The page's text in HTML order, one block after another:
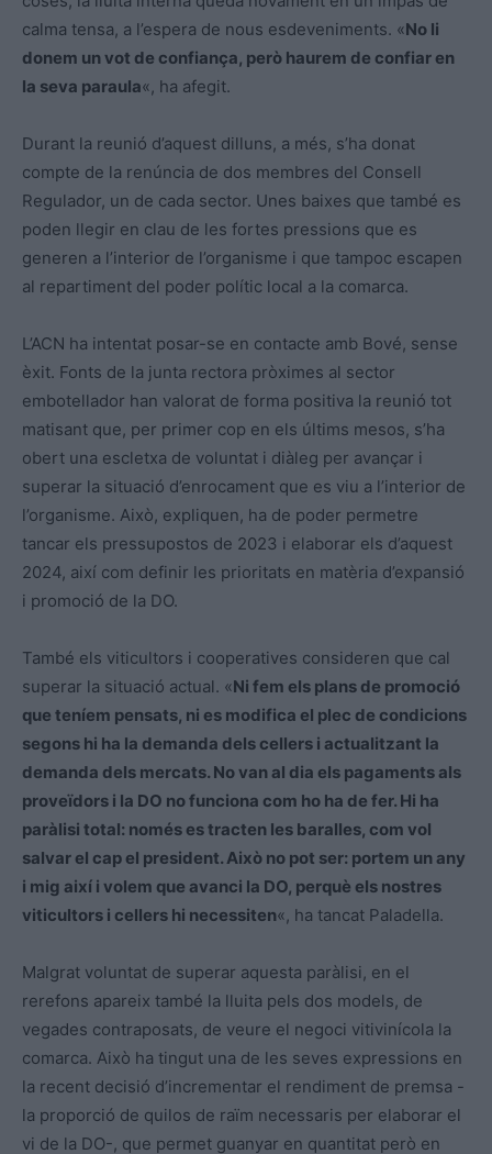
calma tensa, a l’espera de nous esdeveniments. «No li
donem un vot de confiança, però haurem de confiar en
la seva paraula«, ha afegit.
Durant la reunió d’aquest dilluns, a més, s’ha donat
compte de la renúncia de dos membres del Consell
Regulador, un de cada sector. Unes baixes que també es
poden llegir en clau de les fortes pressions que es
generen a l’interior de l’organisme i que tampoc escapen
al repartiment del poder polític local a la comarca.
L’ACN ha intentat posar-se en contacte amb Bové, sense
èxit. Fonts de la junta rectora pròximes al sector
embotellador han valorat de forma positiva la reunió tot
matisant que, per primer cop en els últims mesos, s’ha
obert una escletxa de voluntat i diàleg per avançar i
superar la situació d’enrocament que es viu a l’interior de
l’organisme. Això, expliquen, ha de poder permetre
tancar els pressupostos de 2023 i elaborar els d’aquest
2024, així com definir les prioritats en matèria d’expansió
i promoció de la DO.
També els viticultors i cooperatives consideren que cal
superar la situació actual. «Ni fem els plans de promoció
que teníem pensats, ni es modifica el plec de condicions
segons hi ha la demanda dels cellers i actualitzant la
demanda dels mercats. No van al dia els pagaments als
proveïdors i la DO no funciona com ho ha de fer. Hi ha
paràlisi total: només es tracten les baralles, com vol
salvar el cap el president. Això no pot ser: portem un any
i mig així i volem que avanci la DO, perquè els nostres
viticultors i cellers hi necessiten«, ha tancat Paladella.
Malgrat voluntat de superar aquesta paràlisi, en el
rerefons apareix també la lluita pels dos models, de
vegades contraposats, de veure el negoci vitivinícola la
comarca. Això ha tingut una de les seves expressions en
la recent decisió d’incrementar el rendiment de premsa -
la proporció de quilos de raïm necessaris per elaborar el
vi de la DO-, que permet guanyar en quantitat però en